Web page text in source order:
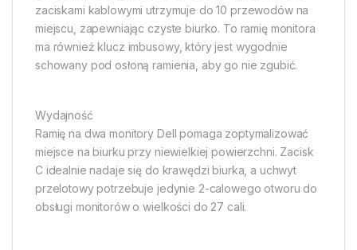
zaciskami kablowymi utrzymuje do 10 przewodów na
miejscu, zapewniając czyste biurko. To ramię monitora
ma również klucz imbusowy, który jest wygodnie
schowany pod osłoną ramienia, aby go nie zgubić.
Wydajność
Ramię na dwa monitory Dell pomaga zoptymalizować
miejsce na biurku przy niewielkiej powierzchni. Zacisk
C idealnie nadaje się do krawędzi biurka, a uchwyt
przelotowy potrzebuje jedynie 2-calowego otworu do
obsługi monitorów o wielkości do 27 cali.